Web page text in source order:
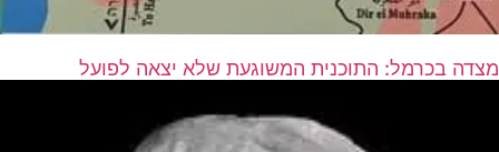
מצדה בכרמל: התוכנית המשוגעת שלא יצאה לפועל